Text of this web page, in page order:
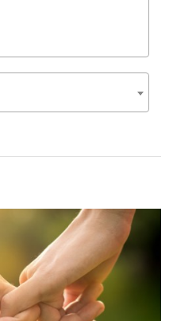
de la fizika ujo, la
laboreme kontribuas al
de la Pleja Bona Volo
Ni kunigu nin kun la
nenio, absolute nenio,
spirita ujo.
kaj tiamaniere la